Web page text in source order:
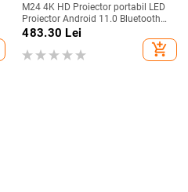
M24 4K HD Proiector portabil LED
Proiector Android 11.0 Bluetooth
WIFI 6.0BT5.0 1920*1080P Home
Theatre Autofocus Mini proiector
483.30 Lei
add_shopping_cart